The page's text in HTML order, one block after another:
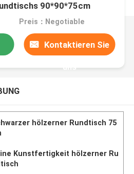
90*90*75cm
Preis：Negotiable
Kontaktieren Sie
uns
hölzerner Rundtisch 75
Kunstfertigkeit hölzerner Ru